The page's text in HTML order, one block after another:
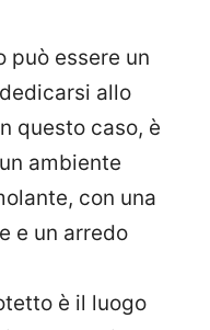
può essere un
allo
questo caso, è
ambiente
con una
e un arredo
è il luogo